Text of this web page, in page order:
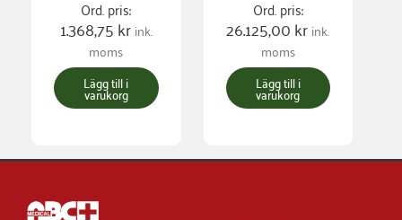
Ord. pris:
1.368,75kr ink.
moms
Lägg till i
varukorg
Ord. pris:
26.125,00kr ink.
moms
Lägg till i
varukorg